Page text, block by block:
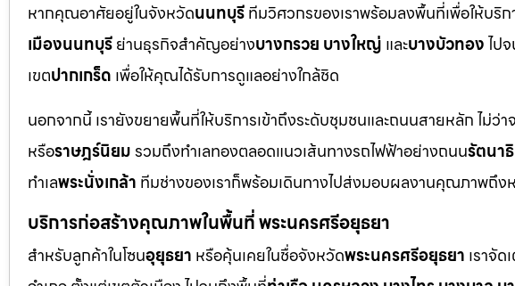
หากคุณอาศัยอยู่ในจังหวัดนนทบุรีทีมวิศวกรของเราพร้อมลงพื้นที่เพื่อให้บริ
เมืองนนทบุรีย่านธุรกิจสำคัญอย่างบางกรวย บางใหญ่ และบางบัวทองไป
เขตปากเกร็ด เพื่อให้คุณได้รับการดูแลอย่างใกล้ชิด
นอกจากนี้ เรายังขยายพื้นที่ให้บริการเข้าถึงระดับชุมชนและถนนสายหลัก ไม่ว่า
หรือราษฎร์นิยมรวมถึงทำเลทองตลอดแนวเส้นทางรถไฟฟ้าอย่างถนนรัตนา
ทำเลพระนั่งเกล้า ทีมช่างของเราก็พร้อมเดินทางไปส่งมอบผลงานคุณภาพถึ
บริการก่อสร้างคุณภาพในพื้นที่ พระนครศรีอยุธยา
สำหรับลูกค้าในโซนอุยุธยา หรือคุ้นเคยในชื่อจังหวัดพระนครศรีอยุธยา เราจั